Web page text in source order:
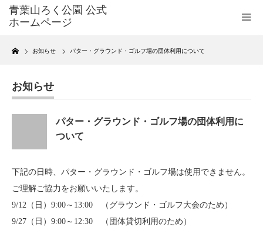
Home
お知らせ パター・グラウンド・ゴルフ場の団体利用について
お知らせ
パター・グラウンド・ゴルフ場の団体利用に
ついて
下記の日時、パター・グラウンド・ゴルフ場は使用できません。
ご理解ご協力をお願いいたします。
9/12（日）9:00～13:00 （グラウンド・ゴルフ大会のため）
9/27（日）9:00～12:30 （団体貸切利用のため）